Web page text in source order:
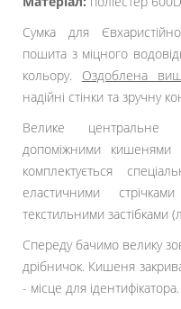
Сумка для
пошита з міцного
кольору. Оздоблена
надійні стінки та зручну
Велике центральне
допоміжними кишенями
комплектується
еластичними
текстильними застібками
Спереду бачимо велику
дрібничок. Кишеня
- місце для ідентифікатора.